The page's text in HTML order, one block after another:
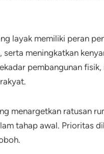
layak memiliki peran
serta meningkatkan
pembangunan
menargetkan ratusan
tahap awal. Prioritas